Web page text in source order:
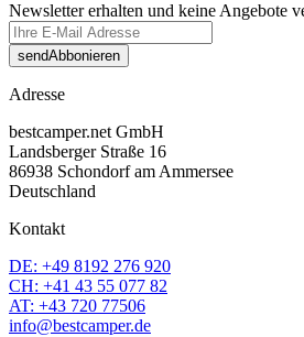
Newsletter erhalten und keine Angebote
sendAbbonieren
Adresse
bestcamper.net GmbH
Landsberger Straße 16
86938 Schondorf am Ammersee
Deutschland
Kontakt
DE: +49 8192 276 920
CH: +41 43 55 077 82
AT: +43 720 77506
info@bestcamper.de